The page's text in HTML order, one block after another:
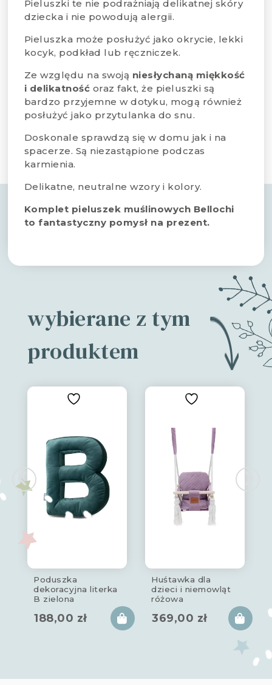
Pieluszki te nie podrażniają delikatnej skóry
dziecka i nie powodują alergii.
Pieluszka może posłużyć jako okrycie, lekki
kocyk, podkład lub ręczniczek.
Ze względu na swoją niesłychaną miękkość
i delikatność oraz fakt, że pieluszki są
bardzo przyjemne w dotyku, mogą również
posłużyć jako przytulanka do snu.
Doskonale sprawdzą się w domu jak i na
spacerze. Są niezastąpione podczas
karmienia.
Delikatne, neutralne wzory i kolory.
Komplet pieluszek muślinowych Bellochi
to fantastyczny pomysł na prezent.
wybierane z tym
produktem
Poduszka
dekoracyjna literka
B zielona
188,00 zł
Huśtawka dla
dzieci i niemowląt
różowa
369,00 zł